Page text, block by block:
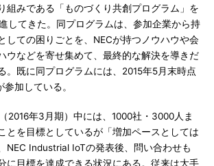
組みである「ものづくり共創プログラム」を
してきた。同プログラムは、参加企業から持
しての困りごとを、NECが持つノウハウや会
ウなどを寄せ集めて、最終的な解決を導きだ
。既に同プログラムには、2015年5月末時点
加している。
2016年3月期）中には、1000社・3000人ま
とを目標としているが「増加ペースとしては
NEC Industrial IoTの発表後、問い合わせも
に目標を達成できる状況にある。従来は大手